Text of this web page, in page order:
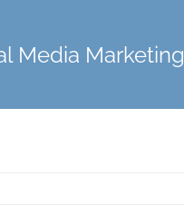
Media Marketing